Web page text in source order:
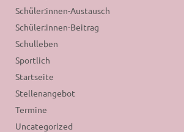
Schüler:innen-Austausch
Schüler:innen-Beitrag
Schulleben
Sportlich
Startseite
Stellenangebot
Termine
Uncategorized